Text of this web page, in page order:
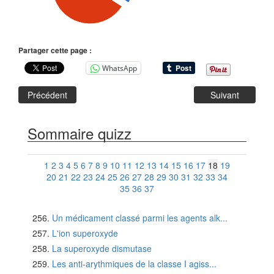
Partager cette page :
WhatsApp
Précédent Suivant
Sommaire quizz
1 2 3 4 5 6 7 8 9 10 11 12 13 14 15 16 17 18 19
20 21 22 23 24 25 26 27 28 29 30 31 32 33 34
35 36 37
Un médicament classé parmi les agents alk...
L'ion superoxyde
La superoxyde dismutase
Les anti-arythmiques de la classe I agiss...